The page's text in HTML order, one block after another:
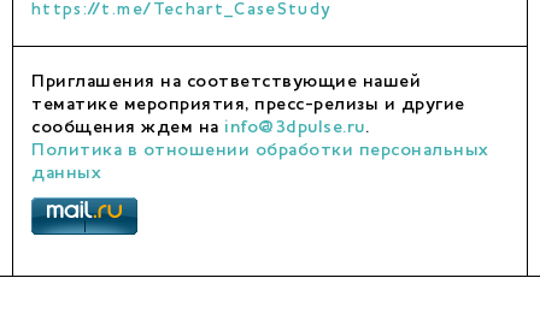
https://t.me/Techart_CaseStudy
Приглашения на соответствующие нашей
тематике мероприятия, пресс-релизы и другие
сообщения ждем на info@3dpulse.ru.
Политика в отношении обработки персональных
данных